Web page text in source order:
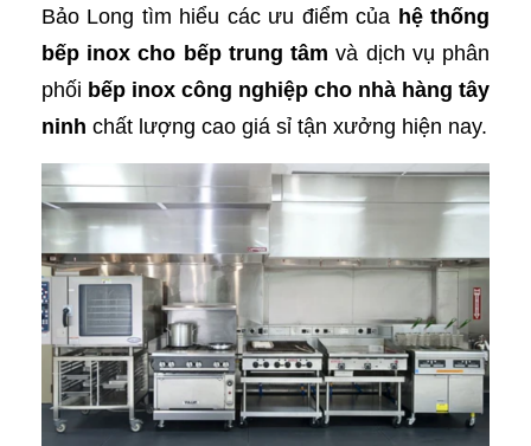
Bảo Long tìm hiểu các ưu điểm của hệ thống
bếp inox cho bếp trung tâm và dịch vụ phân
phối bếp inox công nghiệp cho nhà hàng tây
ninh chất lượng cao giá sỉ tận xưởng hiện nay.